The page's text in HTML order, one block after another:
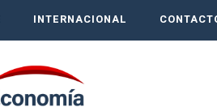
INTERNACIONAL